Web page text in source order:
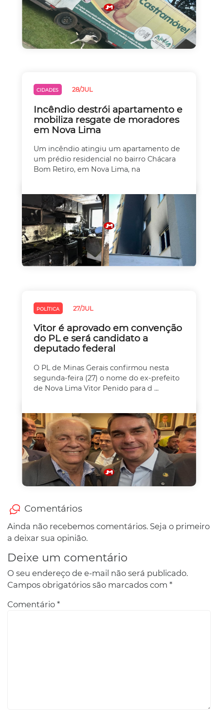
CIDADES 28/JUL
Incêndio destrói apartamento e
mobiliza resgate de moradores
em Nova Lima
Um incêndio atingiu um apartamento de
um prédio residencial no bairro Chácara
Bom Retiro, em Nova Lima, na
POLÍTICA 27/JUL
Vitor é aprovado em convenção
do PL e será candidato a
deputado federal
O PL de Minas Gerais confirmou nesta
segunda-feira (27) o nome do ex-prefeito
de Nova Lima Vitor Penido para d ...
Comentários
Ainda não recebemos comentários. Seja o primeiro
a deixar sua opinião.
Deixe um comentário
O seu endereço de e-mail não será publicado.
Campos obrigatórios são marcados com *
Comentário *